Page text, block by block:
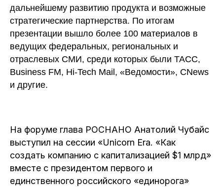
дальнейшему развитию продукта и возможные
стратегические партнерства. По итогам
презентации вышло более 100 материалов в
ведущих федеральных, региональных и
отраслевых СМИ, среди которых были ТАСС,
Business FM, Hi-Tech Mail, «Ведомости», CNews
и другие.
На форуме глава РОСНАНО Анатолий Чубайс
выступил на сессии «Unicorn Era. «Как
создать компанию с капитализацией $1 млрд»
вместе с президентом первого и
единственного российского «единорога»